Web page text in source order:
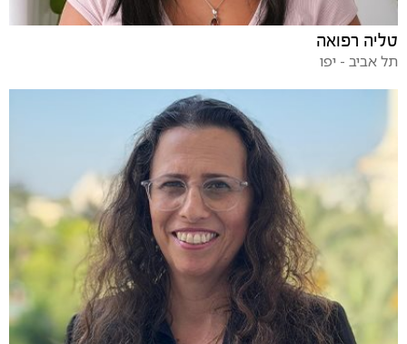
טליה רפואה
תל אביב - יפו